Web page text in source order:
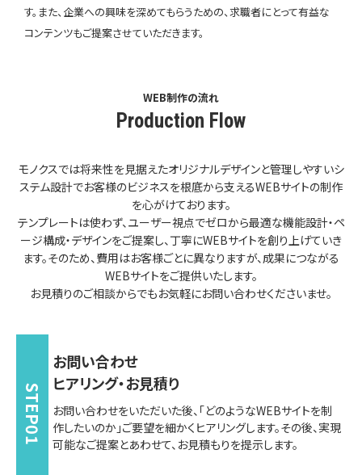
す。また、企業への興味を深めてもらうための、求職者にとって有益な
コンテンツもご提案させていただきます。
WEB制作の流れ
Production Flow
モノクスでは将来性を見据えたオリジナルデザインと管理しやすいシ
ステム設計でお客様のビジネスを根底から支えるWEBサイトの制作
を心がけております。
テンプレートは使わず、ユーザー視点でゼロから最適な機能設計・ペ
ージ構成・デザインをご提案し、 丁寧にWEBサイトを創り上げていき
ます。そのため、費用はお客様ごとに異なりますが、成果につながる
WEBサイトをご提供いたします。
お見積りのご相談からでもお気軽にお問い合わせくださいませ。
STEP01
お問い合わせ
ヒアリング・お見積り
お問い合わせをいただいた後、「どのようなWEBサイトを制
作したいのか」ご要望を細かくヒアリングします。その後、実現
可能なご提案とあわせて、お見積もりを提示します。